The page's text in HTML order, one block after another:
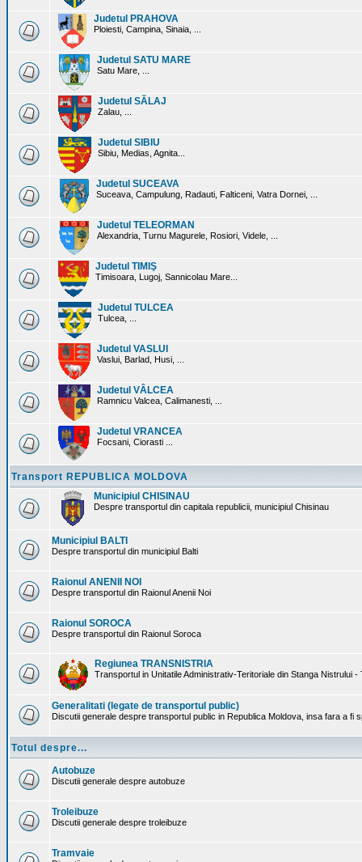
Judetul PRAHOVA
Ploiesti, Campina, Sinaia, ...
Judetul SATU MARE
Satu Mare, ...
Judetul SĂLAJ
Zalau, ...
Judetul SIBIU
Sibiu, Medias, Agnita...
Judetul SUCEAVA
Suceava, Campulung, Radauti, Falticeni, Vatra Dornei, ...
Judetul TELEORMAN
Alexandria, Turnu Magurele, Rosiori, Videle, ...
Judetul TIMIŞ
Timisoara, Lugoj, Sannicolau Mare...
Judetul TULCEA
Tulcea, ...
Judetul VASLUI
Vaslui, Barlad, Husi, ...
Judetul VÂLCEA
Ramnicu Valcea, Calimanesti, ...
Judetul VRANCEA
Focsani, Ciorasti ...
Transport REPUBLICA MOLDOVA
Municipiul CHISINAU
Despre transportul din capitala republicii, municipiul Chisinau
Municipiul BALTI
Despre transportul din municipiul Balti
Raionul ANENII NOI
Despre transportul din Raionul Anenii Noi
Raionul SOROCA
Despre transportul din Raionul Soroca
Regiunea TRANSNISTRIA
Transportul in Unitatile Administrativ-Teritoriale din Stanga Nistrului -
Generalitati (legate de transportul public)
Discutii generale despre transportul public in Republica Moldova, insa fara a fi
Totul despre...
Autobuze
Discutii generale despre autobuze
Troleibuze
Discutii generale despre troleibuze
Tramvaie